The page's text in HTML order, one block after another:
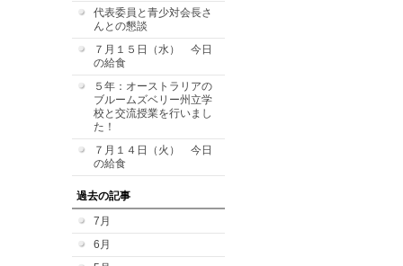
代表委員と青少対会長さ
んとの懇談
７月１５日（水） 今日
の給食
５年：オーストラリアの
ブルームズベリー州立学
校と交流授業を行いまし
た！
７月１４日（火） 今日
の給食
過去の記事
7月
6月